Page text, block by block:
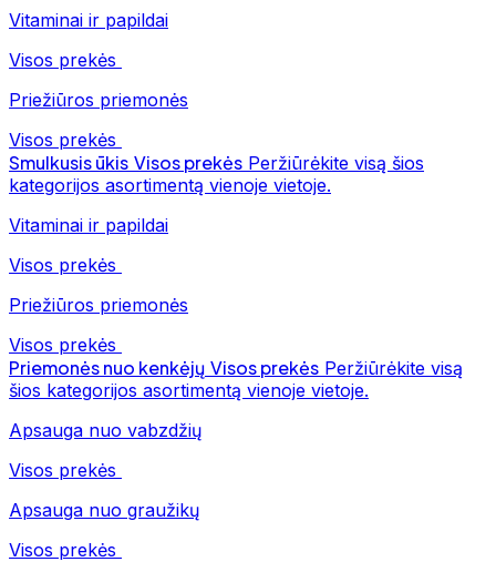
Vitaminai ir papildai
Visos prekės
Priežiūros priemonės
Visos prekės
Smulkusis ūkis Visos prekės Peržiūrėkite visą šios
kategorijos asortimentą vienoje vietoje.
Vitaminai ir papildai
Visos prekės
Priežiūros priemonės
Visos prekės
Priemonės nuo kenkėjų Visos prekės Peržiūrėkite visą
šios kategorijos asortimentą vienoje vietoje.
Apsauga nuo vabzdžių
Visos prekės
Apsauga nuo graužikų
Visos prekės